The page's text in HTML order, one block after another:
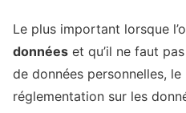
Le plus important lorsque
données et qu’il ne faut
de données personnelles,
réglementation sur les